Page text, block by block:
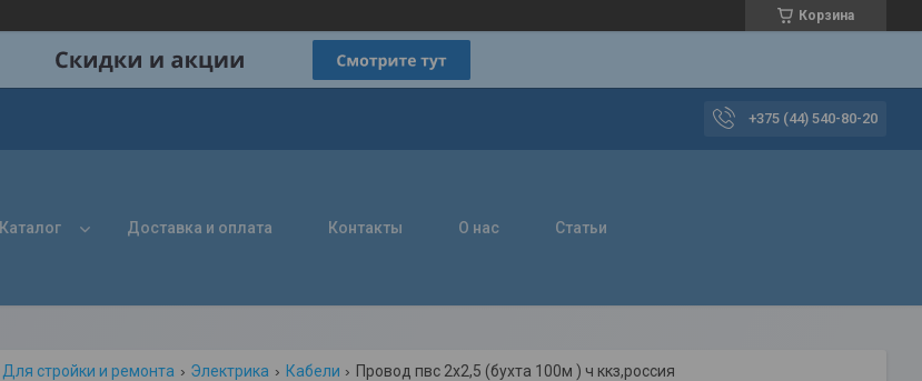
Корзина
+375 (44) 540-80-20
Каталог Доставка и оплата Контакты О нас Статьи
Для стройки и ремонта Электрика Кабели Провод пвс 2х2,5 (бухта 100м ) ч ккз,россия